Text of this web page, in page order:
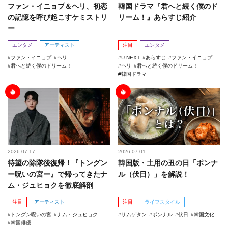
ファン・イニョプ＆ヘリ、初恋
の記憶を呼び起こすケミストリ
ー
エンタメ アーティスト
ファン・イニョプ
ヘリ
君へと続く僕のドリーム！
韓国ドラマ『君へと続く僕のド
リーム！』あらすじ紹介
注目 エンタメ
U-NEXT あらすじ
ファン・イニョプ
ヘリ
君へと続く僕のドリーム！
韓国ドラマ
2026.07.17
待望の除隊後復帰！『トングン
ー呪いの宮ー』で帰ってきたナ
ム・ジュヒョクを徹底解剖
注目 アーティスト
トングン呪いの宮
ナム・ジュヒョク
韓国俳優
2026.07.01
韓国版・土用の丑の日「ポンナ
ル（伏日）」を解説！
注目 ライフスタイル
サムゲタン ポンナル 伏日 韓国文化